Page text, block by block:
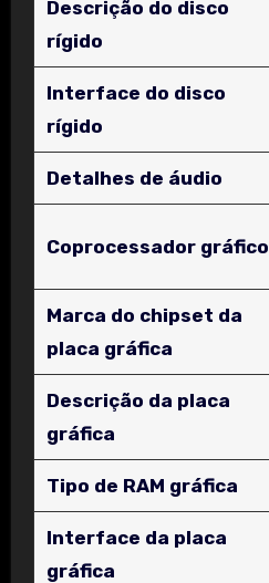
Descrição do disco
rígido
Interface do disco
rígido
Detalhes de áudio
Coprocessador gráfico
Marca do chipset da
placa gráfica
Descrição da placa
gráfica
Tipo de RAM gráfica
Interface da placa
gráfica